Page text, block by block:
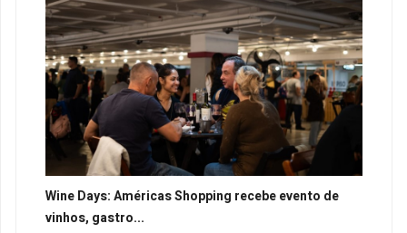
Wine Days: Américas Shopping recebe evento de
vinhos, gastro...